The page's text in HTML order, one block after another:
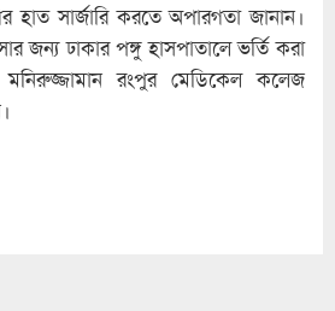
হাত সার্জারি করতে অপারগতা জানান।
জন্য ঢাকার পঙ্গু হাসপাতালে ভর্তি করা
মনিরুজ্জামান রংপুর মেডিকেল কলেজ